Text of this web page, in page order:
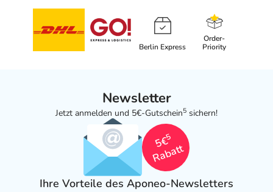
Berlin Express
Order-
Priority
Newsletter
Jetzt anmelden und 5€-Gutschein5 sichern!
5€
5
Rabatt
Ihre Vorteile des Aponeo-Newsletters